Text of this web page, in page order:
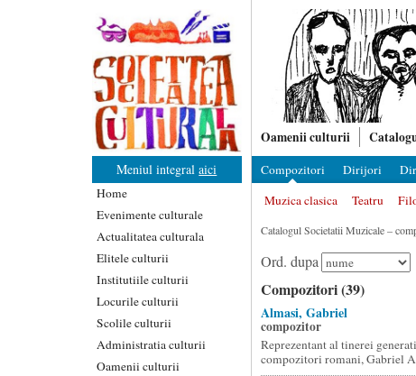
Meniul integralaici
Home
Evenimente culturale
Actualitatea culturala
Elitele culturii
Institutiile culturii
Locurile culturii
Scolile culturii
Administratia culturii
Oamenii culturii
Oamenii culturii
Compozitori Dirijori
Muzica clasica
Teatru
Catalogul Societatii Muzicale –
Ord. dupa
Compozitori (39)
Almasi, Gabriel
compozitor
Reprezentant al tinerei
compozitori romani, Gabriel